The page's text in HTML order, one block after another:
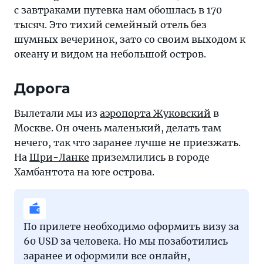
с завтраками путевка нам обошлась в 170
тысяч. Это тихий семейный отель без
шумных вечеринок, зато со своим выходом к
океану и видом на небольшой остров.
Дорога
Вылетали мы из аэропорта Жуковский в
Москве. Он очень маленький, делать там
нечего, так что заранее лучше не приезжать.
На Шри-Ланке приземлились в городе
Хамбантота на юге острова.
По прилете необходимо оформить визу за
60 USD за человека. Но мы позаботились
заранее и оформили все онлайн,